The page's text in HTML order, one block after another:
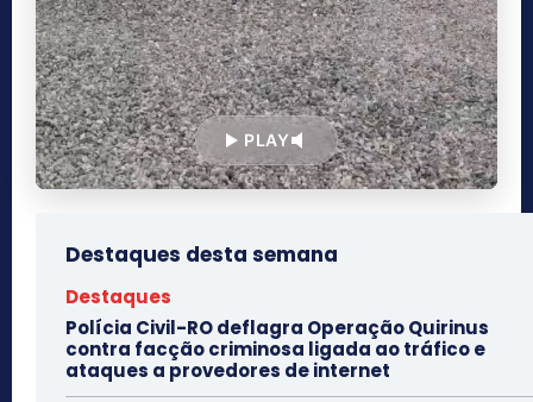
PLAY
Destaques desta semana
Destaques
Polícia Civil-RO deflagra Operação Quirinus
contra facção criminosa ligada ao tráfico e
ataques a provedores de internet